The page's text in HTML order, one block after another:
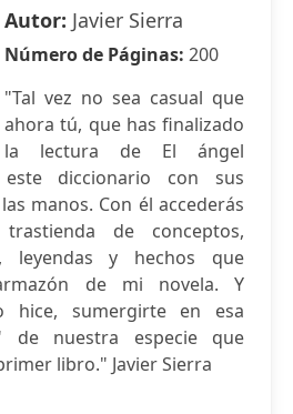
Autor: Javier Sierra
Número de Páginas: 200
"Tal vez no sea casual que
ahora tú, que has finalizado
la lectura de El ángel
diccionario con sus
manos. Con él accederás
de conceptos,
leyendas y hechos que
de mi novela. Y
hice, sumergirte en esa
de nuestra especie que
libro." Javier Sierra